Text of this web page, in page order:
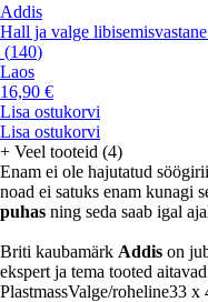
Addis
Hall ja valge
(140)
Laos
16,90 €
Lisa ostukorvi
Lisa ostukorvi
+ Veel tooteid (4)
Enam ei ole hajutatud
noad ei satuks enam kunagi
puhas ning seda saab igal
Briti kaubamärk Addis on
ekspert ja tema tooted
PlastmassValge/roheline33 x